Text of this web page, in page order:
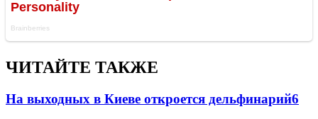
ЧИТАЙТЕ ТАКЖЕ
На выходных в Киеве откроется дельфинарий6